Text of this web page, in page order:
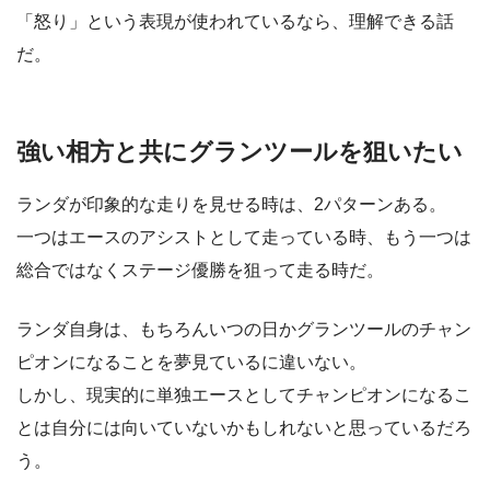
「怒り」という表現が使われているなら、理解できる話
だ。
強い相方と共にグランツールを狙いたい
ランダが印象的な走りを見せる時は、2パターンある。
一つはエースのアシストとして走っている時、もう一つは
総合ではなくステージ優勝を狙って走る時だ。
ランダ自身は、もちろんいつの日かグランツールのチャン
ピオンになることを夢見ているに違いない。
しかし、現実的に単独エースとしてチャンピオンになるこ
とは自分には向いていないかもしれないと思っているだろ
う。